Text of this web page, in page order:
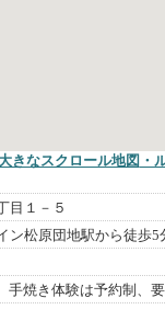
きなスクロール地図 ・
目１－５
ン松原団地駅から徒歩5
手焼き体験は予約制、要